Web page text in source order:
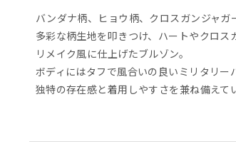
バンダナ柄、ヒョウ柄、クロスガンジャガ
多彩な柄生地を叩きつけ、ハートやクロス
リメイク風に仕上げたブルゾン。
ボディにはタフで風合いの良いミリタリー
独特の存在感と着用しやすさを兼ね備えて